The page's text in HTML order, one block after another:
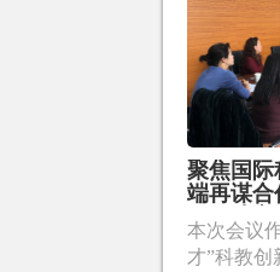
聚焦国
端再谋
际人才
动精彩不
本次会议
才”科教创